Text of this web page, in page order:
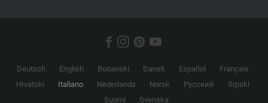
Deutsch English Bosanski Dansk Español
Français
Hrvatski
Italiano Nederlands Norsk Русский
Srpski
Suomi
Svenska